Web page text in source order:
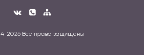
2026 Все права защищены